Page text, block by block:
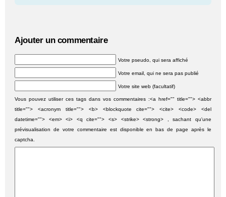
Ajouter un commentaire
Votre pseudo, qui sera affiché
Votre email, qui ne sera pas publié
Votre site web (facultatif)
Vous pouvez utiliser ces tags dans vos commentaires :<a href="" title=""> <abbr
title=""> <acronym title=""> <b> <blockquote cite=""> <cite> <code> <del
datetime=""> <em> <i> <q cite=""> <s> <strike> <strong> , sachant qu'une
prévisualisation de votre commentaire est disponible en bas de page après le
captcha.